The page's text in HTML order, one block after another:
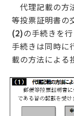
代理記載の方
等投票証明書の
(2)の手続きを
手続きは同時に
載の方法による